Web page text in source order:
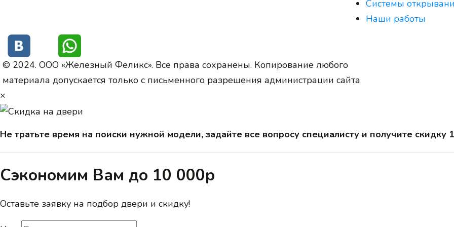
Системы
Наши работы
© 2024. ООО «Железный Феликс». Все права сохранены. Копирование любого
материала допускается только с письменного разрешения администрации сайта
×
Не тратьте время на поиски нужной модели, задайте все вопросу специалисту и получите скидку
Сэкономим Вам до 10 000р
Оставьте заявку на подбор двери и скидку!